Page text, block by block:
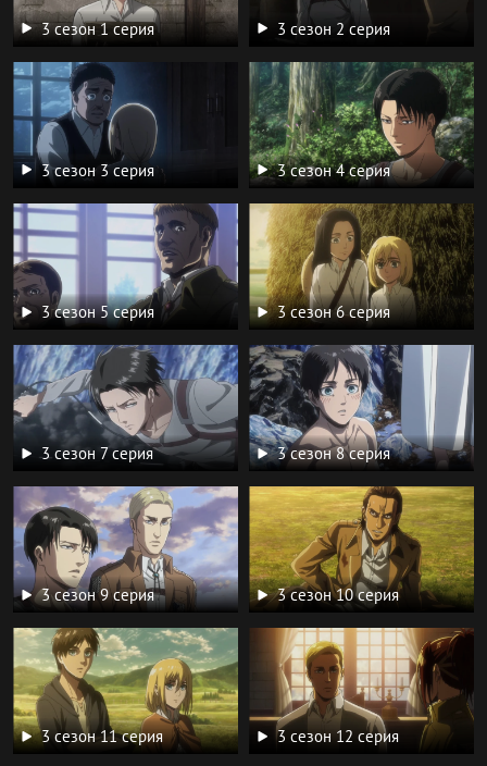
3 сезон 1 серия 3 сезон 2 серия
3 сезон 3 серия 3 сезон 4 серия
3 сезон 5 серия 3 сезон 6 серия
3 сезон 7 серия 3 сезон 8 серия
3 сезон 9 серия 3 сезон 10 серия
3 сезон 11 серия 3 сезон 12 серия